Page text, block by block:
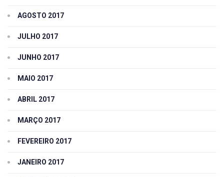
AGOSTO 2017
JULHO 2017
JUNHO 2017
MAIO 2017
ABRIL 2017
MARÇO 2017
FEVEREIRO 2017
JANEIRO 2017